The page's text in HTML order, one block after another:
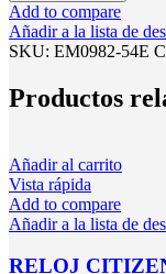
Add to compare
Añadir a la lista de
SKU: EM0982-54E
Productos
Añadir al carrito
Vista rápida
Add to compare
Añadir a la lista de
RELOJ